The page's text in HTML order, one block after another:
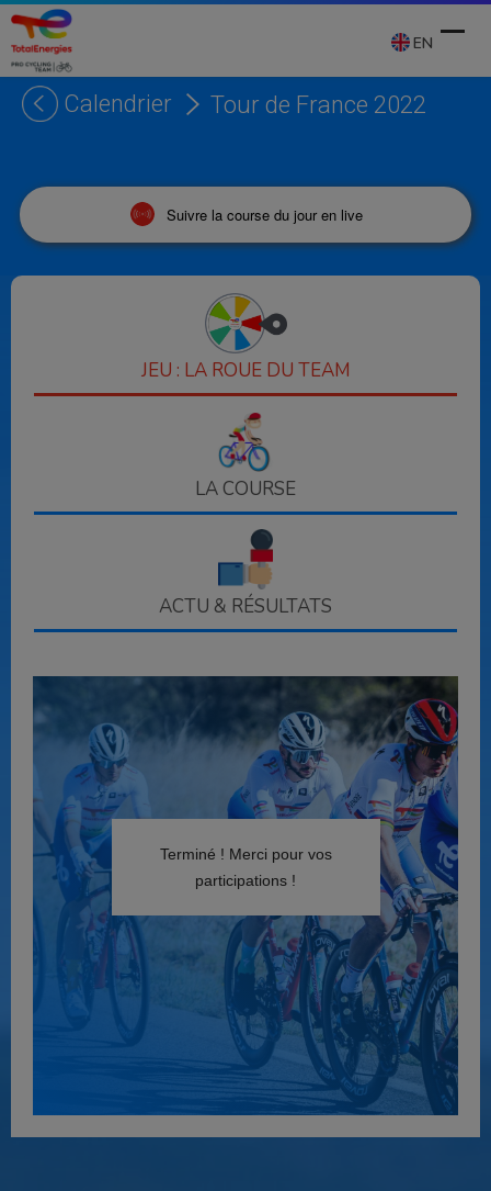
Skip
content
EN
Calendrier Tour de France 2022
Suivre la course du jour en live
JEU : LA ROUE DU TEAM
LA COURSE
ACTU & RÉSULTATS
Terminé ! Merci pour vos
participations !